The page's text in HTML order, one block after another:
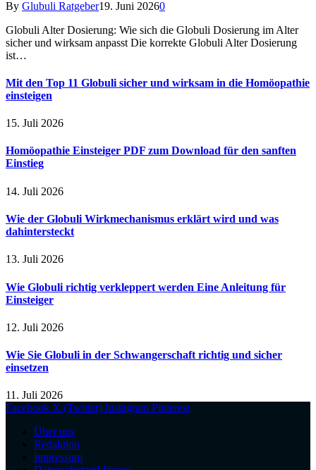
By Glubuli Ratgeber19. Juni 20260
Globuli Alter Dosierung: Wie sich die Globuli Dosierung im Alter
sicher und wirksam anpasst Die korrekte Globuli Alter Dosierung
ist…
Mit den Top 11 Globuli sicher und wirksam in die Homöopathie
einsteigen
15. Juli 2026
Homöopathie Einsteiger PDF zum Download für den sanften
Einstieg
14. Juli 2026
Wie der Globuli Wirkmechanismus erklärt wird und was
dahintersteckt
13. Juli 2026
Wie Globuli richtig verkleppert werden Eine Anleitung für
Einsteiger
12. Juli 2026
Wie Sie Globuli in der Schwangerschaft richtig und sicher
einsetzen
11. Juli 2026
Facebook X (Twitter) Instagram Pinterest
Über uns
Redaktion
Impressum